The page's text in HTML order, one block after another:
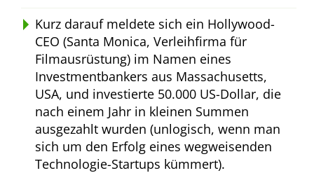
Kurz darauf meldete sich ein Hollywood-
CEO (Santa Monica, Verleihfirma für
Filmausrüstung) im Namen eines
Investmentbankers aus Massachusetts,
USA, und investierte 50.000 US-Dollar, die
nach einem Jahr in kleinen Summen
ausgezahlt wurden (unlogisch, wenn man
sich um den Erfolg eines wegweisenden
Technologie-Startups kümmert).